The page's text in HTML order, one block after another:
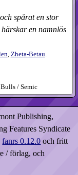
spårat en stor
en namnlös
Zheta-Betau
/ Semic
Publishing,
Features Syndicate
fanrs 0.12.0 och fritt
/ förlag, och